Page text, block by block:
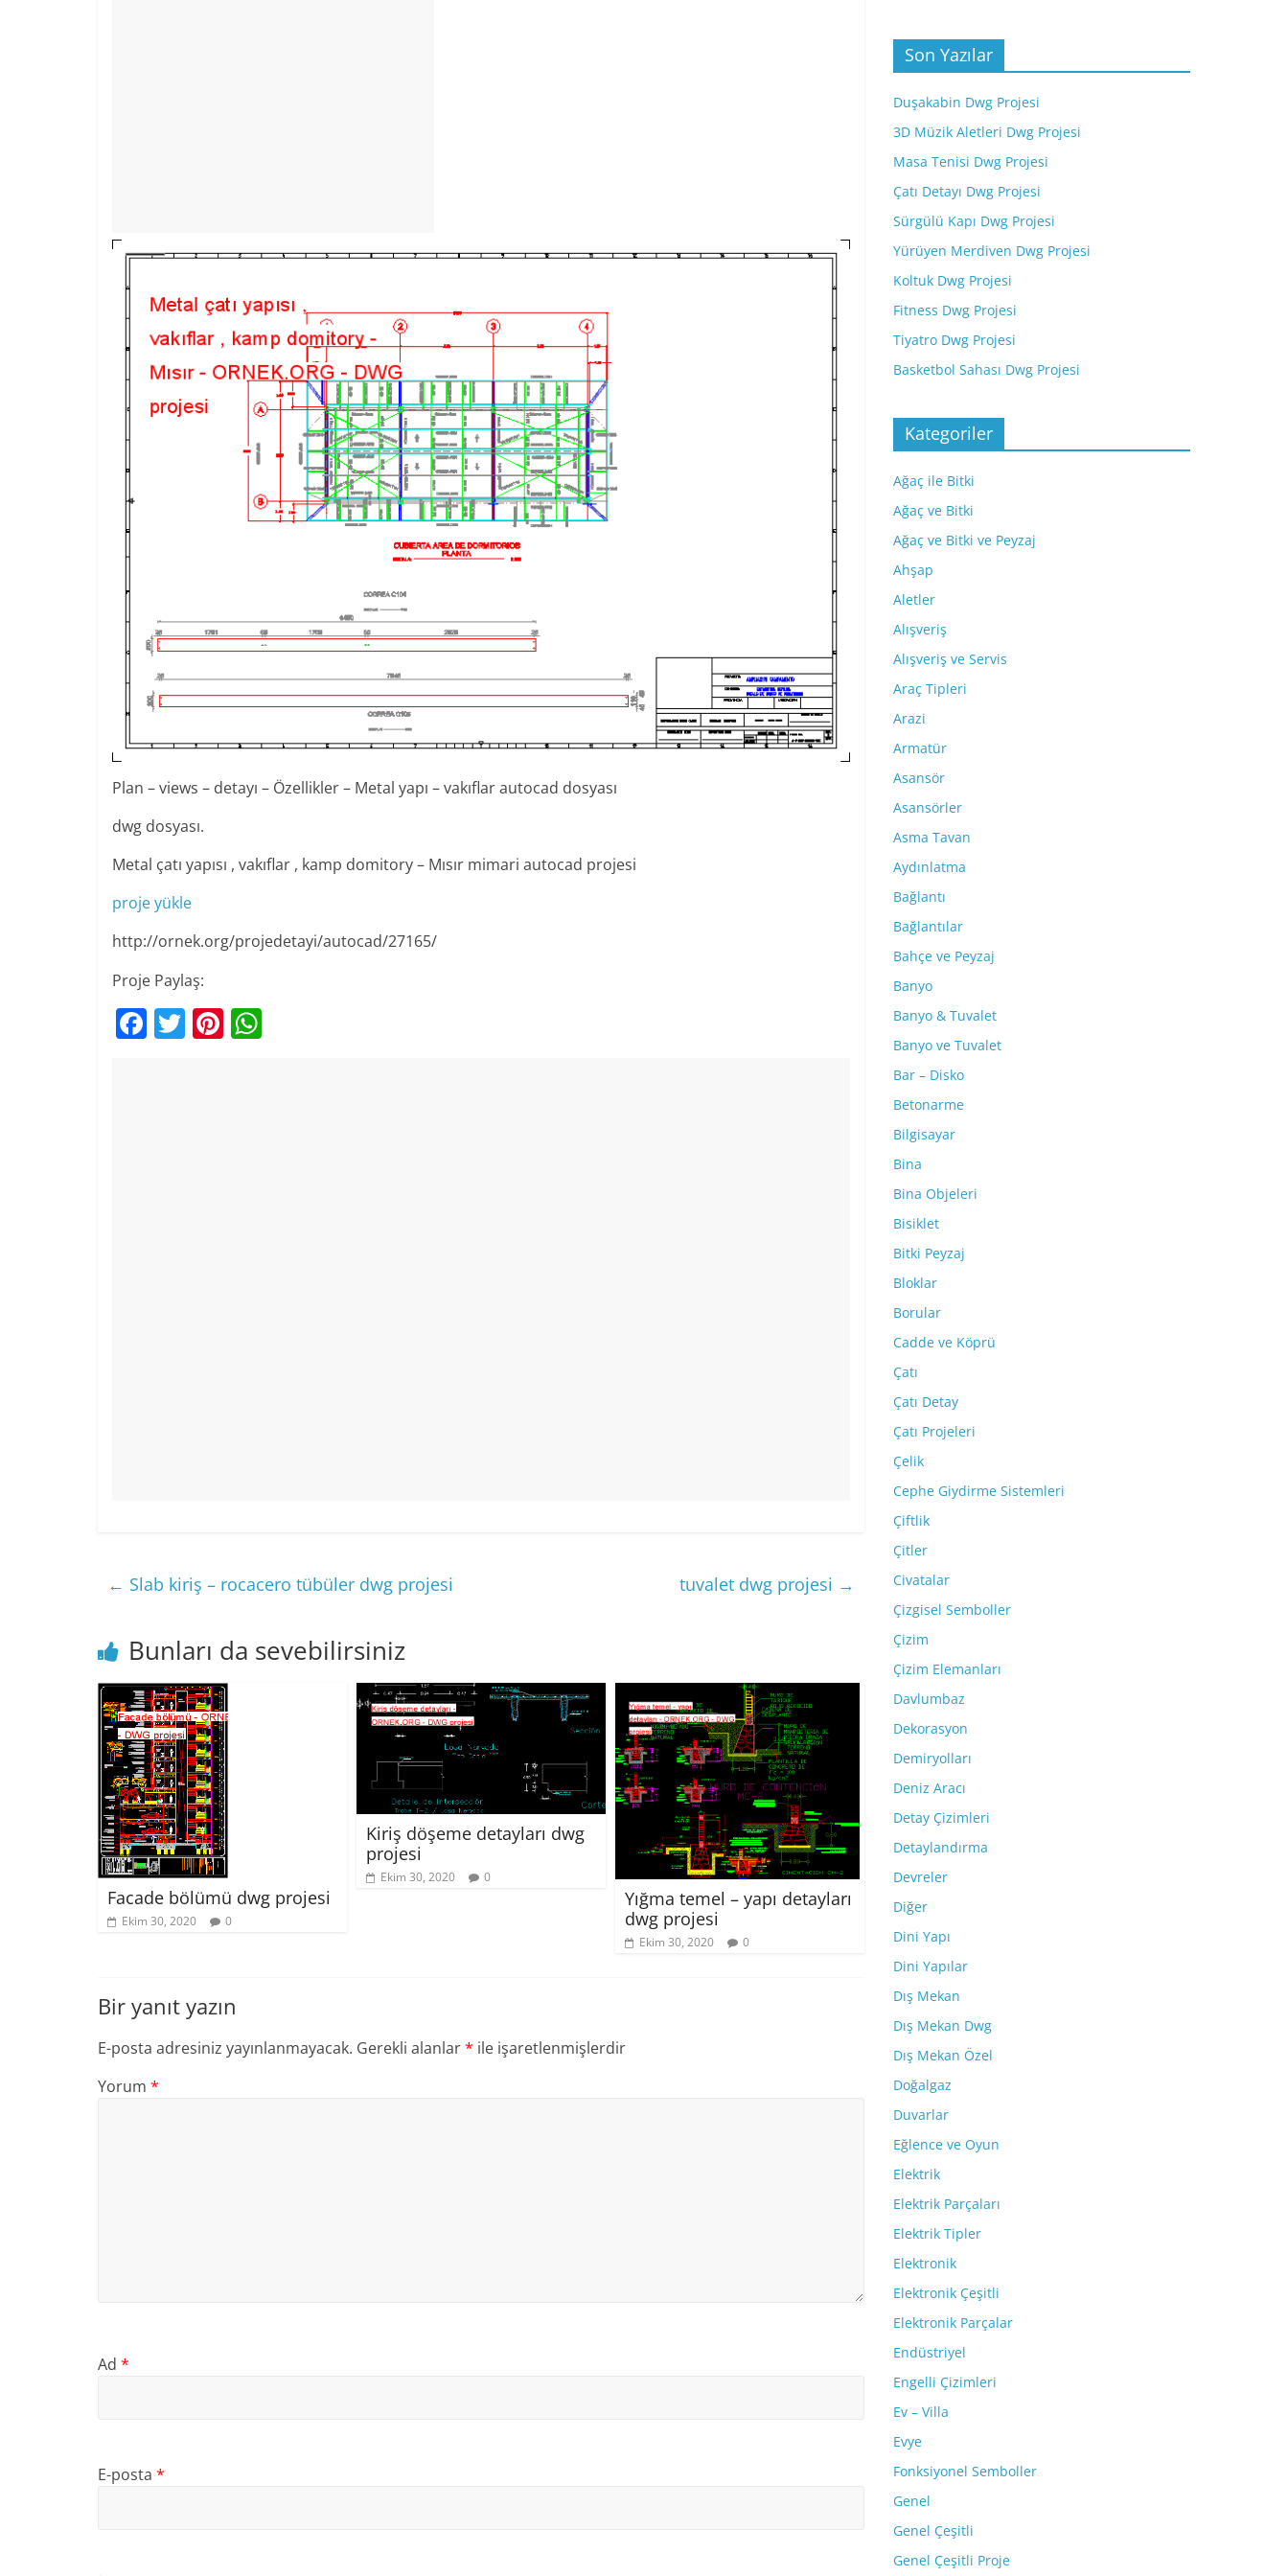
Plan – views – detayı – Özellikler – Metal yapı – vakıflar autocad dosyası
dwg dosyası.
Metal çatı yapısı , vakıflar , kamp domitory – Mısır mimari autocad projesi
proje yükle
http://ornek.org/projedetayi/autocad/27165/
Proje Paylaş:
F T Pi
← Slab kiriş – rocacero tübüler dwg projesi tuvalet dwg projesi →
Bunları da sevebilirsiniz
Facade bölümü dwg projesi
Ekim 30, 2020 0
Kiriş döşeme detayları dwg
projesi
Ekim 30, 2020 0
Yığma temel – yapı detayları
dwg projesi
Ekim 30, 2020 0
Bir yanıt yazın
E-posta adresiniz yayınlanmayacak. Gerekli alanlar* ile işaretlenmişlerdir
Yorum *
Ad *
E-posta *
Son Yazılar
Duşakabin Dwg Projesi
3D Müzik Aletleri Dwg Projesi
Masa Tenisi Dwg Projesi
Çatı Detayı Dwg Projesi
Sürgülü Kapı Dwg Projesi
Yürüyen Merdiven Dwg Projesi
Koltuk Dwg Projesi
Fitness Dwg Projesi
Tiyatro Dwg Projesi
Basketbol Sahası Dwg Projesi
Kategoriler
Ağaç ile Bitki
Ağaç ve Bitki
Ağaç ve Bitki ve Peyzaj
Ahşap
Aletler
Alışveriş
Alışveriş ve Servis
Araç Tipleri
Arazi
Armatür
Asansör
Asansörler
Asma Tavan
Aydınlatma
Bağlantı
Bağlantılar
Bahçe ve Peyzaj
Banyo
Banyo & Tuvalet
Banyo ve Tuvalet
Bar – Disko
Betonarme
Bilgisayar
Bina
Bina Objeleri
Bisiklet
Bitki Peyzaj
Bloklar
Borular
Cadde ve Köprü
Çatı
Çatı Detay
Çatı Projeleri
Çelik
Cephe Giydirme Sistemleri
Çiftlik
Çitler
Civatalar
Çizgisel Semboller
Çizim
Çizim Elemanları
Davlumbaz
Dekorasyon
Demiryolları
Deniz Aracı
Detay Çizimleri
Detaylandırma
Devreler
Diğer
Dini Yapı
Dini Yapılar
Dış Mekan
Dış Mekan Dwg
Dış Mekan Özel
Doğalgaz
Duvarlar
Eğlence ve Oyun
Elektrik
Elektrik Parçaları
Elektrik Tipler
Elektronik
Elektronik Çeşitli
Elektronik Parçalar
Endüstriyel
Engelli Çizimleri
Ev – Villa
Evye
Fonksiyonel Semboller
Genel
Genel Çeşitli
Genel Çeşitli Proje